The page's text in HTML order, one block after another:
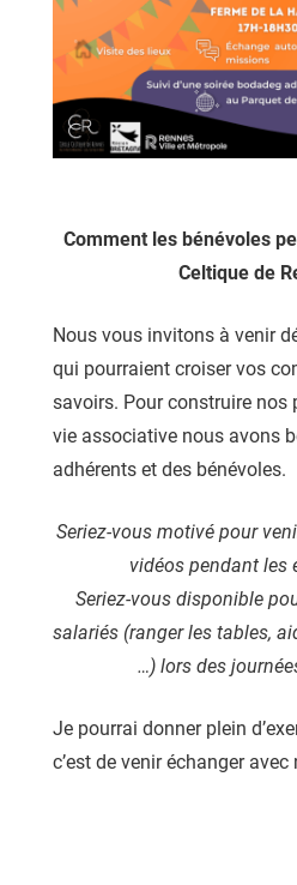
Comment les bénévoles
Celtique de
Nous vous invitons à venir
qui pourraient croiser vos
savoirs. Pour construire nos
vie associative nous avons
adhérents et des bénévoles.
Seriez-vous motivé pour
vidéos pendant les
Seriez-vous disponible
salariés (ranger les tables,
…) lors des
Je pourrai donner plein
c’est de venir échanger avec